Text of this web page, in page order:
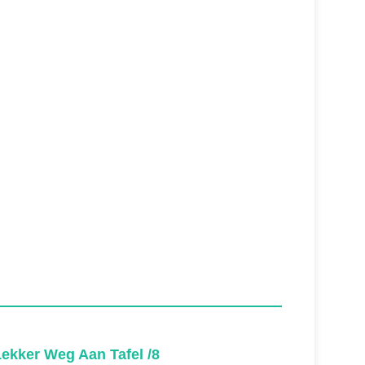
Weg Aan Tafel /8